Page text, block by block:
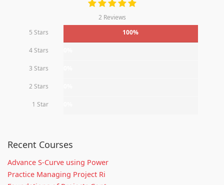
2 Reviews
5 Stars
100%
4 Stars
3 Stars
2 Stars
1 Star
Recent Courses
Advance S-Curve using Power
Practice Managing Project Ri